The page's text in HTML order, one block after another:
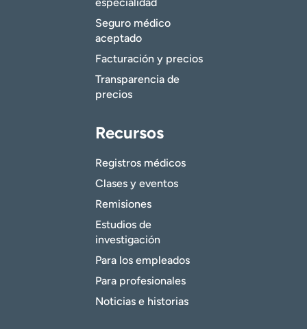
Seguro médico
aceptado
Facturación y precios
Transparencia de
precios
Recursos
Registros médicos
Clases y eventos
Remisiones
Estudios de
investigación
Para los empleados
Para profesionales
Noticias e historias